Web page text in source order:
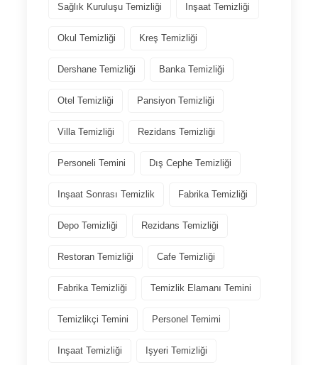
Sağlık Kuruluşu Temizliği Inşaat Temizliği
Okul Temizliği Kreş Temizliği
Dershane Temizliği Banka Temizliği
Otel Temizliği Pansiyon Temizliği
Villa Temizliği Rezidans Temizliği
Personeli Temini Dış Cephe Temizliği
Inşaat Sonrası Temizlik Fabrika Temizliği
Depo Temizliği Rezidans Temizliği
Restoran Temizliği Cafe Temizliği
Fabrika Temizliği Temizlik Elamanı Temini
Temizlikçi Temini Personel Temimi
Inşaat Temizliği Işyeri Temizliği